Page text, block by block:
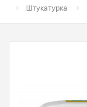
Штукатурка